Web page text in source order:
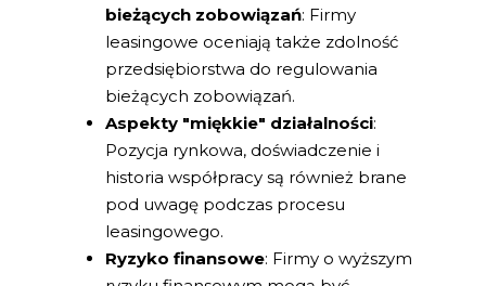
bieżących zobowiązań: Firmy
leasingowe oceniają także zdolność
przedsiębiorstwa do regulowania
bieżących zobowiązań.
Aspekty "miękkie" działalności:
Pozycja rynkowa, doświadczenie i
historia współpracy są również brane
pod uwagę podczas procesu
leasingowego.
Ryzyko finansowe: Firmy o wyższym